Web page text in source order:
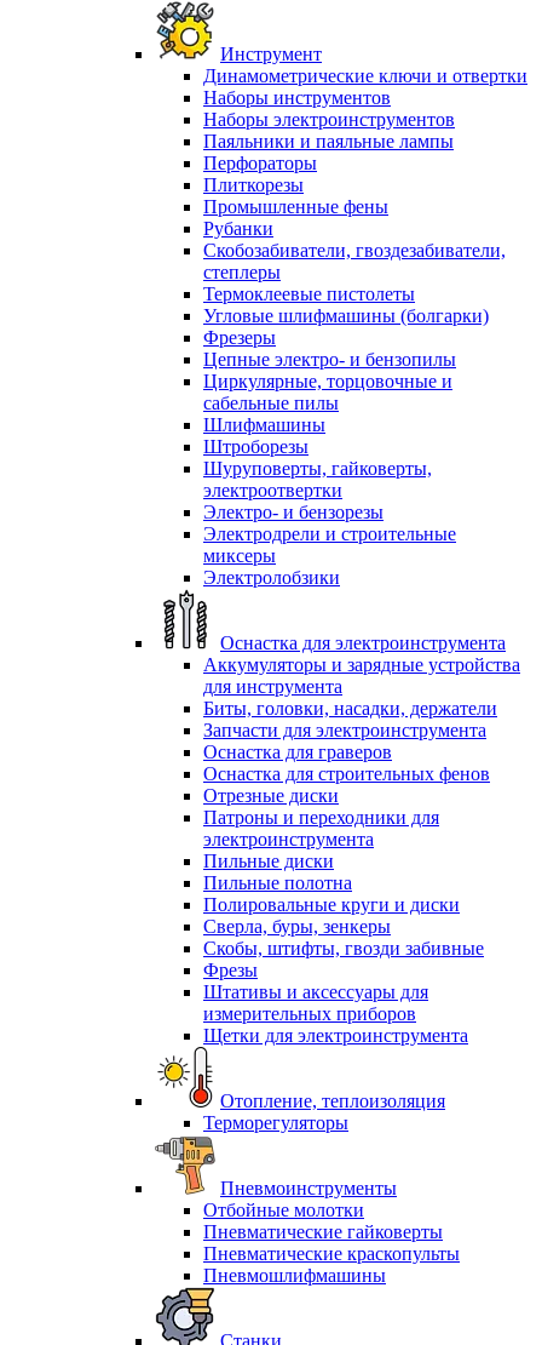
Инструмент
Динамометрические ключи и отвертки
Наборы инструментов
Наборы электроинструментов
Паяльники и паяльные лампы
Перфораторы
Плиткорезы
Промышленные фены
Рубанки
Скобозабиватели, гвоздезабиватели,
степлеры
Термоклеевые пистолеты
Угловые шлифмашины (болгарки)
Фрезеры
Цепные электро- и бензопилы
Циркулярные, торцовочные и
сабельные пилы
Шлифмашины
Штроборезы
Шуруповерты, гайковерты,
электроотвертки
Электро- и бензорезы
Электродрели и строительные
миксеры
Электролобзики
Оснастка для электроинструмента
Аккумуляторы и зарядные устройства
для инструмента
Биты, головки, насадки, держатели
Запчасти для электроинструмента
Оснастка для граверов
Оснастка для строительных фенов
Отрезные диски
Патроны и переходники для
электроинструмента
Пильные диски
Пильные полотна
Полировальные круги и диски
Сверла, буры, зенкеры
Скобы, штифты, гвозди забивные
Фрезы
Штативы и аксессуары для
измерительных приборов
Щетки для электроинструмента
Отопление, теплоизоляция
Терморегуляторы
Пневмоинструменты
Отбойные молотки
Пневматические гайковерты
Пневматические краскопульты
Пневмошлифмашины
Станки